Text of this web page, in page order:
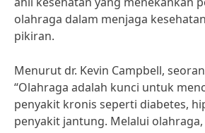
olahraga dalam menjaga
pikiran.
Menurut dr. Kevin Campbell,
“Olahraga adalah kunci untuk
penyakit kronis seperti diabetes,
penyakit jantung. Melalui